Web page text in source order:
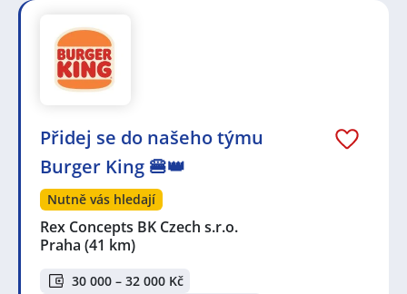
nad Vltavou
Kozomín,Česká Lípa
,Zdiby,Ústí nad Labem
Čakovice, Praha
Stará Boleslav
nad Labem-Stará Boleslav
Labem,Benátky nad Jizerou II, Benátky nad Jizerou
Přidej se do našeho týmu
Burger King 🍔👑
Nutně vás hledají
Rex Concepts BK Czech s.r.o.
Praha (41 km)
30 000 – 32 000 Kč